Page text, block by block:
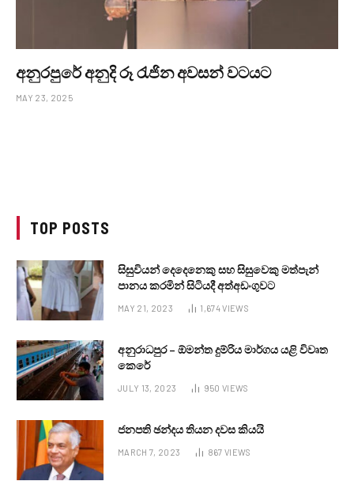
අනුරපුරේ අනුදි රූ රැජින අවසන් වටයට
MAY 23, 2025
TOP POSTS
සිසුවියන් දෙදෙනෙකු සහ සිසුවෙකු මත්පැන්
පානය කරමින් සිටියදී අත්අඩංගුවට
MAY 21, 2023 1,674VIEWS
අනුරාධපුර – ඕමන්ත දුම්රිය මාර්ගය යළි විවෘත
කෙරේ
JULY 13, 2023 950 VIEWS
ජනපති ඡන්දය තියන දවස කියයි
MARCH 7, 2023 867 VIEWS